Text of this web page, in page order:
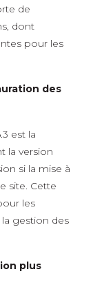
de
dont
pour les
des
est la
la version
si la mise à
site. Cette
les
gestion des
plus